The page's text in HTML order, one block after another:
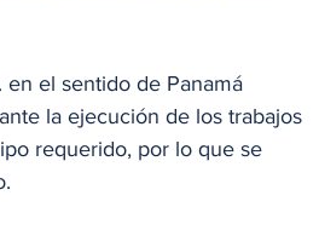
en el sentido de Panamá
la ejecución de los trabajos
requerido, por lo que se